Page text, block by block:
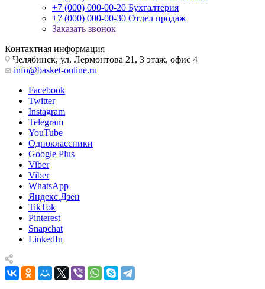
+7 (000) 000-00-20 Бухгалтерия
+7 (000) 000-00-30 Отдел продаж
Заказать звонок
Контактная информация
Челябинск, ул. Лермонтова 21, 3 этаж, офис 4
info@basket-online.ru
Facebook
Twitter
Instagram
Telegram
YouTube
Одноклассники
Google Plus
Viber
Viber
WhatsApp
Яндекс.Дзен
TikTok
Pinterest
Snapchat
LinkedIn